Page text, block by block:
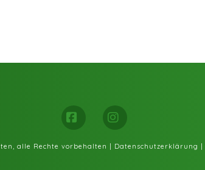
FacebookInstagram
alle Rechte vorbehalten | Datenschutzerklärung